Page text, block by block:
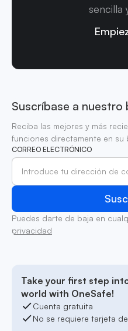
sencilla
Suscríbase a nuestro
Reciba las mejores y más
funciones directamente en su
CORREO ELECTRÓNICO
Puedes darte de baja en
privacidad
Take your first step
world with OneSafe!
Cuenta gratuita
No se requiere tarjeta